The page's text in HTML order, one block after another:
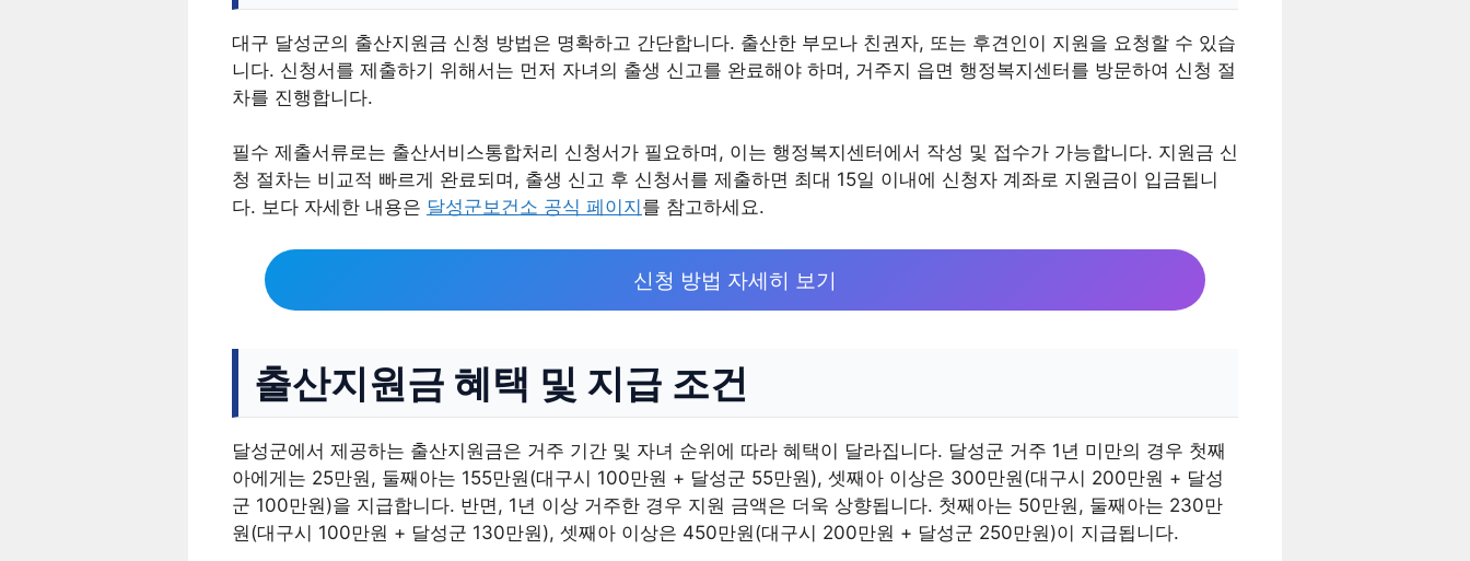
대구 달성군의 출산지원금 신청 방법은 명확하고 간단합니다. 출산한 부모나 친권자, 또는 후견인이 지원을 요청할 수 있습
니다. 신청서를 제출하기 위해서는 먼저 자녀의 출생 신고를 완료해야 하며, 거주지 읍면 행정복지센터를 방문하여 신청 절
차를 진행합니다.
필수 제출서류로는 출산서비스통합처리 신청서가 필요하며, 이는 행정복지센터에서 작성 및 접수가 가능합니다. 지원금 신
청 절차는 비교적 빠르게 완료되며, 출생 신고 후 신청서를 제출하면 최대 15일 이내에 신청자 계좌로 지원금이 입금됩니
다. 보다 자세한 내용은 달성군보건소 공식 페이지 를 참고하세요.
신청 방법 자세히 보기
출산지원금 혜택 및 지급 조건
달성군에서 제공하는 출산지원금은 거주 기간 및 자녀 순위에 따라 혜택이 달라집니다. 달성군 거주 1년 미만의 경우 첫째
아에게는 25만원, 둘째아는 155만원(대구시 100만원 + 달성군 55만원), 셋째아 이상은 300만원(대구시 200만원 + 달성
군 100만원)을 지급합니다. 반면, 1년 이상 거주한 경우 지원 금액은 더욱 상향됩니다. 첫째아는 50만원, 둘째아는 230만
원(대구시 100만원 + 달성군 130만원), 셋째아 이상은 450만원(대구시 200만원 + 달성군 250만원)이 지급됩니다.